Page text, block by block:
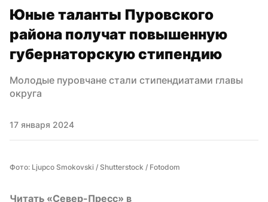
Юные таланты Пуровского
района получат повышенную
губернаторскую стипендию
Молодые пуровчане стали стипендиатами главы
округа
17 января 2024
Фото: Ljupco Smokovski / Shutterstock / Fotodom
Читать «Север-Пресс» в